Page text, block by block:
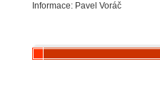
Informace: Pavel Voráč